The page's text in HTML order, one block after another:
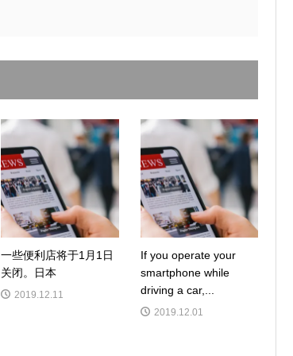
一些便利店将于1月1日
关闭。日本
2019.12.11
If you operate your
smartphone while
driving a car,...
2019.12.01